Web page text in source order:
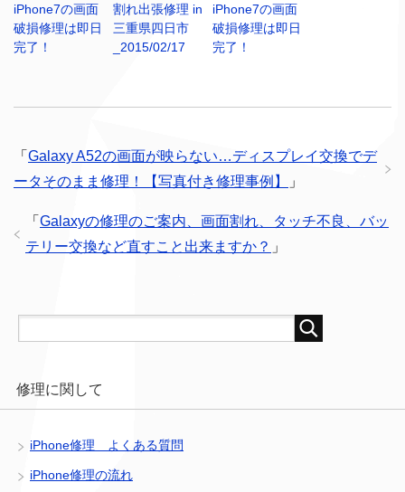
iPhone7の画面
破損修理は即日
完了！
割れ出張修理 in
三重県四日市
_2015/02/17
iPhone7の画面
破損修理は即日
完了！
「 Galaxy A52の画面が映らない…ディスプレイ交換でデ
ータそのまま修理！【写真付き修理事例】
」
「 Galaxyの修理のご案内、画面割れ、タッチ不良、バッ
テリー交換など直すこと出来ますか？ 」
修理に関して
iPhone修理 よくある質問
iPhone修理の流れ